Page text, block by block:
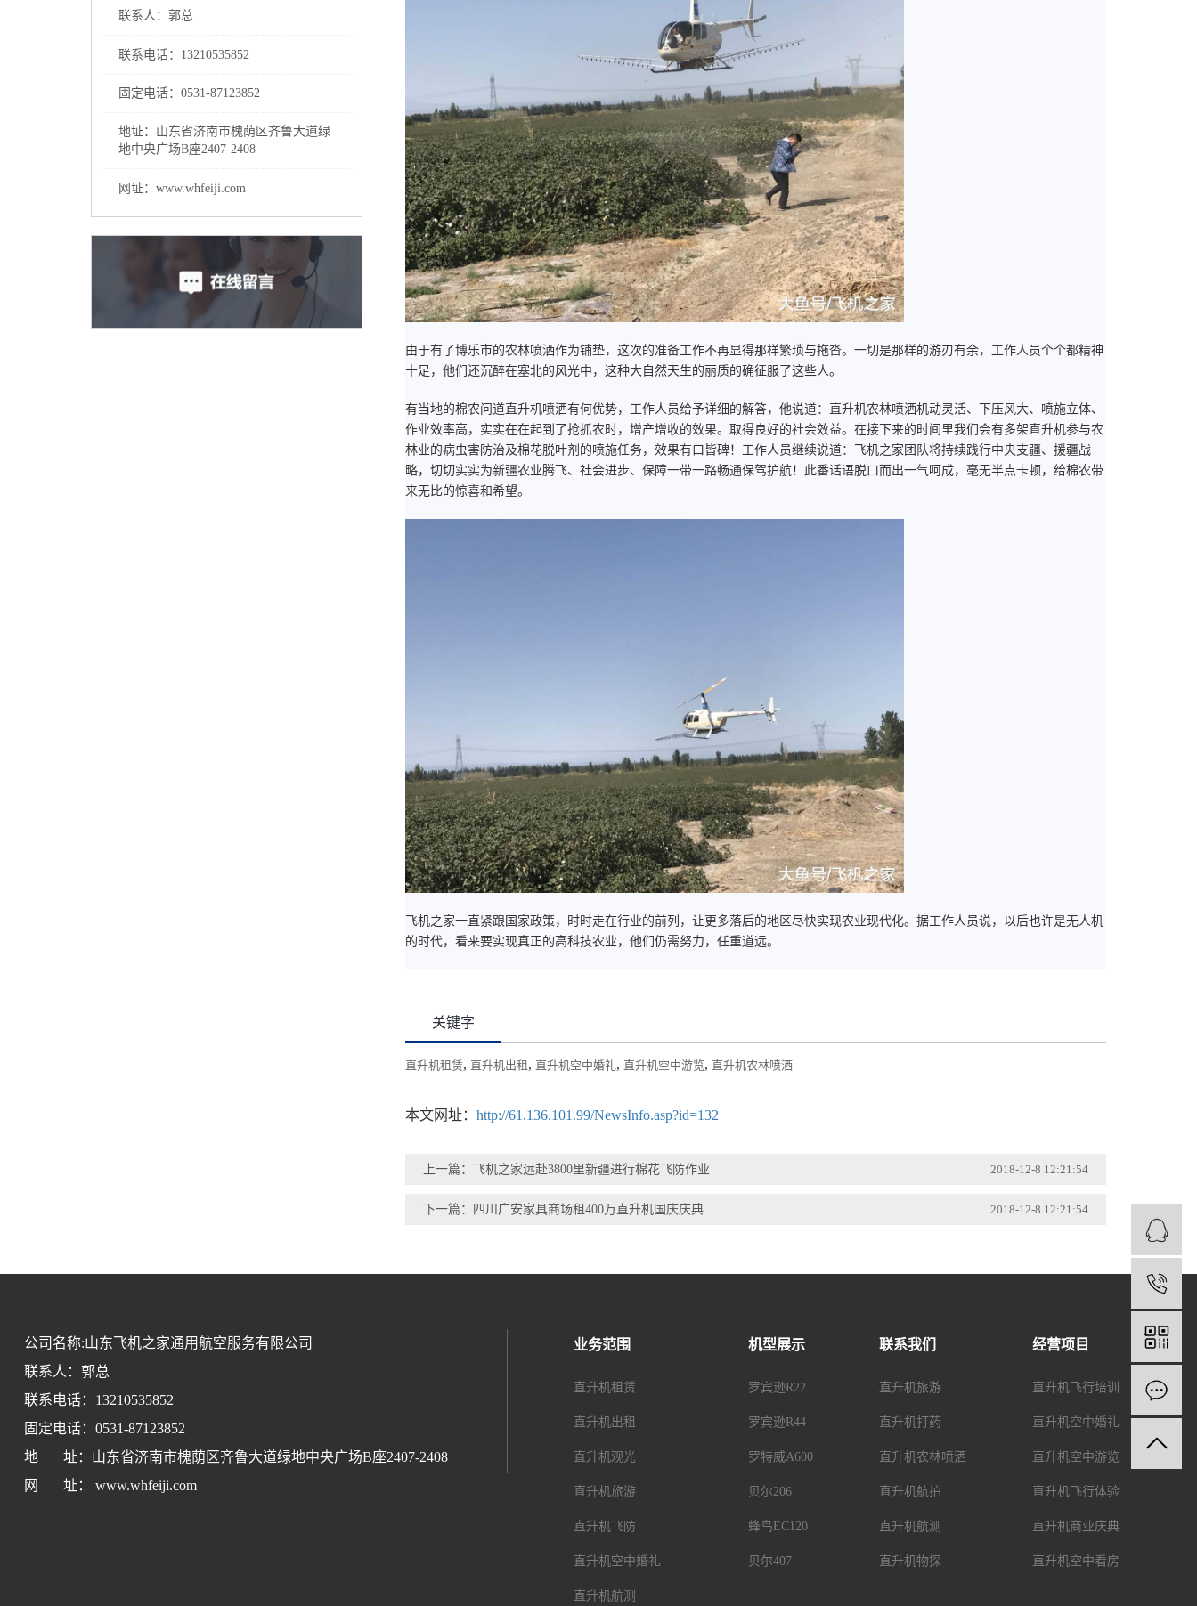
联系人：郭总
联系电话：13210535852
固定电话：0531-87123852
地址：山东省济南市槐荫区齐鲁大道绿
地中央广场B座2407-2408
网址：www.whfeiji.com
由于有了博乐市的农林喷洒作为铺垫，这次的准备工作不再显得那样繁琐与拖沓。一切是那样的游刃有余，工作人员个个都精神
十足，他们还沉醉在塞北的风光中，这种大自然天生的丽质的确征服了这些人。
有当地的棉农问道直升机喷洒有何优势，工作人员给予详细的解答，他说道：直升机农林喷洒机动灵活、下压风大、喷施立体、
作业效率高，实实在在起到了抢抓农时，增产增收的效果。取得良好的社会效益。在接下来的时间里我们会有多架直升机参与农
林业的病虫害防治及棉花脱叶剂的喷施任务，效果有口皆碑！工作人员继续说道：飞机之家团队将持续践行中央支疆、援疆战
略，切切实实为新疆农业腾飞、社会进步、保障一带一路畅通保驾护航！此番话语脱口而出一气呵成，毫无半点卡顿，给棉农带
来无比的惊喜和希望。
飞机之家一直紧跟国家政策，时时走在行业的前列，让更多落后的地区尽快实现农业现代化。据工作人员说，以后也许是无人机
的时代，看来要实现真正的高科技农业，他们仍需努力，任重道远。
关键字
直升机租赁, 直升机出租 , 直升机空中婚礼, 直升机空中游览, 直升机农林喷洒
本文网址： http://61.136.101.99/NewsInfo.asp?id=132
上一篇：飞机之家远赴3800里新疆进行棉花飞防作业 2018-12-8 12:21:54
下一篇：四川广安家具商场租400万直升机国庆庆典 2018-12-8 12:21:54
公司名称:山东飞机之家通用航空服务有限公司
联系人：郭总
联系电话：13210535852
固定电话：0531-87123852
地 址：山东省济南市槐荫区齐鲁大道绿地中央广场B座2407-2408
网 址： www.whfeiji.com
业务范围
直升机租赁
直升机出租
直升机观光
直升机旅游
直升机飞防
直升机空中婚礼
直升机航测
机型展示
罗宾逊R22
罗宾逊R44
罗特威A600
贝尔206
蜂鸟EC120
贝尔407
联系我们
直升机旅游
直升机打药
直升机农林喷洒
直升机航拍
直升机航测
直升机物探
经营项目
直升机飞行培训
直升机空中婚礼
直升机空中游览
直升机飞行体验
直升机商业庆典
直升机空中看房